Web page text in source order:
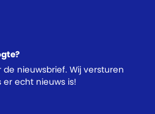
nieuwsbrief. Wij versturen
echt nieuws is!